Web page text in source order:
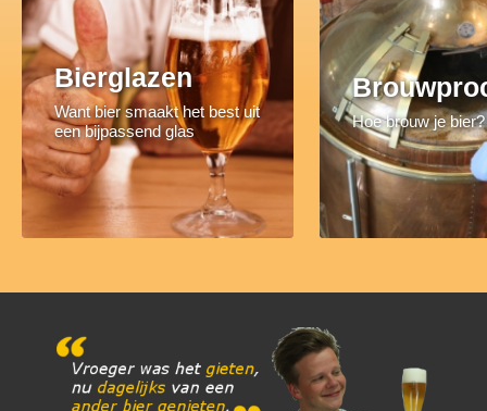
Bierglazen
Want bier smaakt het best uit
een bijpassend glas
Hoe brouw je bier?